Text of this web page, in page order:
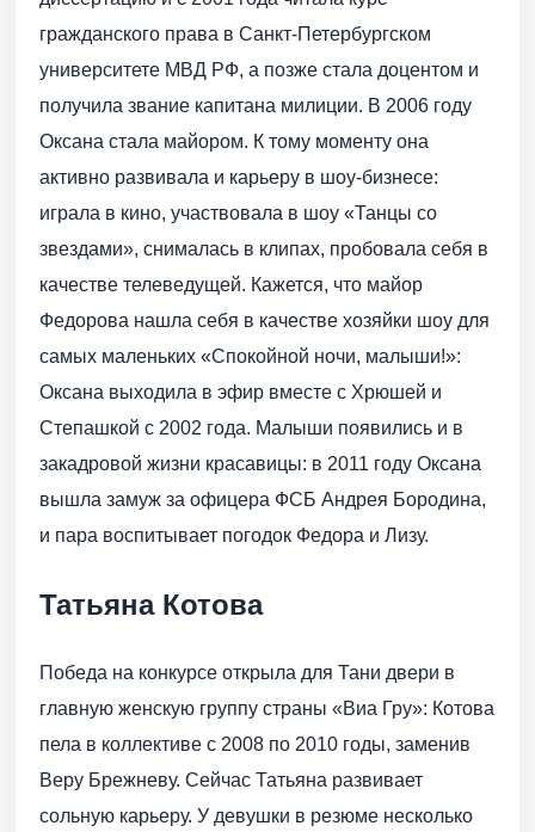
гражданского права в Санкт-Петербургском
университете МВД РФ, а позже стала доцентом и
получила звание капитана милиции. В 2006 году
Оксана стала майором. К тому моменту она
активно развивала и карьеру в шоу-бизнесе:
играла в кино, участвовала в шоу «Танцы со
звездами», снималась в клипах, пробовала себя в
качестве телеведущей. Кажется, что майор
Федорова нашла себя в качестве хозяйки шоу для
самых маленьких «Спокойной ночи, малыши!»:
Оксана выходила в эфир вместе с Хрюшей и
Степашкой с 2002 года. Малыши появились и в
закадровой жизни красавицы: в 2011 году Оксана
вышла замуж за офицера ФСБ Андрея Бородина,
и пара воспитывает погодок Федора и Лизу.
Татьяна Котова
Победа на конкурсе открыла для Тани двери в
главную женскую группу страны «Виа Гру»: Котова
пела в коллективе с 2008 по 2010 годы, заменив
Веру Брежневу. Сейчас Татьяна развивает
сольную карьеру. У девушки в резюме несколько